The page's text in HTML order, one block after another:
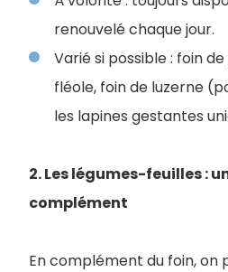
renouvelé chaque jour.
Varié si possible : foin
fléole, foin de luzerne
les lapines gestantes
2. Les légumes-feuilles :
complément
En complément du foin, on